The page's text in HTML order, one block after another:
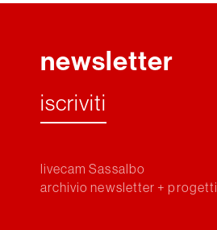
newsletter
iscriviti
livecam Sassalbo
archivio newsletter +progetti